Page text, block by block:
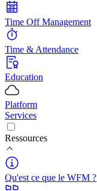
Time Off Management
Time & Attendance
Education
Platform
Services
Ressources
Qu'est ce que le WFM ?